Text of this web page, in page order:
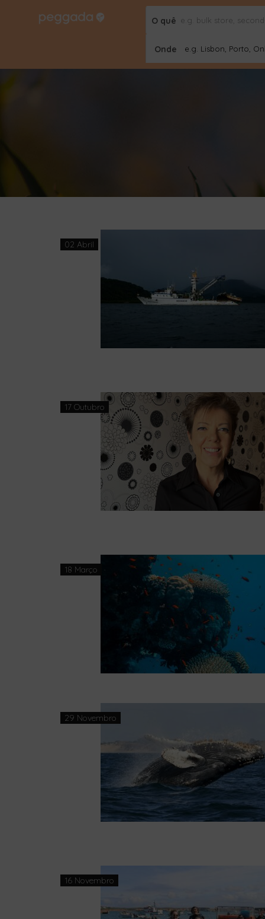
O quê
Onde e.g. Lisbon, Porto,
02 Abril
17 Outubro
18 Março
29 Novembro
16 Novembro